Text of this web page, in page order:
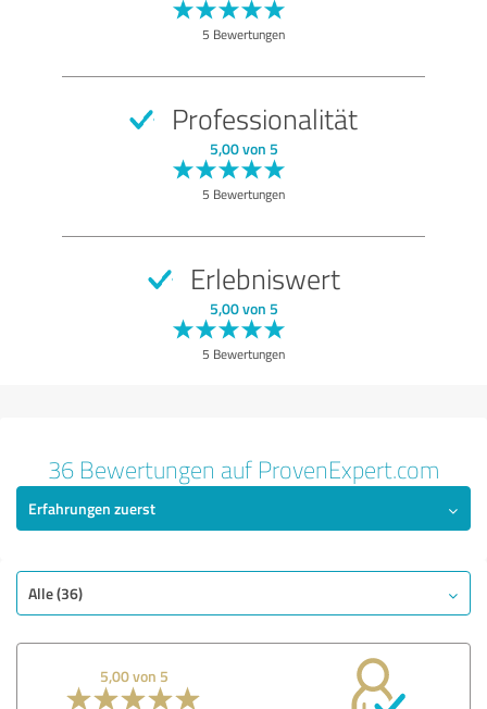
5 Bewertungen
Professionalität
5,00 von 5
5 Bewertungen
Erlebniswert
5,00 von 5
5 Bewertungen
36 Bewertungen auf ProvenExpert.com
Erfahrungen zuerst
Alle (36)
5,00 von 5